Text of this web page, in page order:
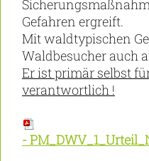
Gefahren ergreift.
Mit waldtypischen
Waldbesucher auch
Er ist primär selbst
verantwortlich !
-